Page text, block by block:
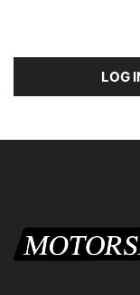
LOG